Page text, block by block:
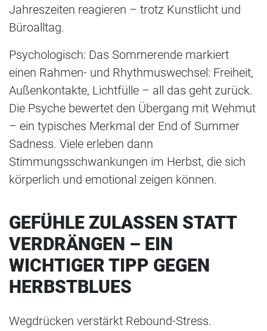
Jahreszeiten reagieren – trotz Kunstlicht und
Büroalltag.
Psychologisch: Das Sommerende markiert
einen Rahmen- und Rhythmuswechsel: Freiheit,
Außenkontakte, Lichtfülle – all das geht zurück.
Die Psyche bewertet den Übergang mit Wehmut
– ein typisches Merkmal der End of Summer
Sadness. Viele erleben dann
Stimmungsschwankungen im Herbst, die sich
körperlich und emotional zeigen können.
GEFÜHLE ZULASSEN STATT
VERDRÄNGEN – EIN
WICHTIGER TIPP GEGEN
HERBSTBLUES
Wegdrücken verstärkt Rebound-Stress.